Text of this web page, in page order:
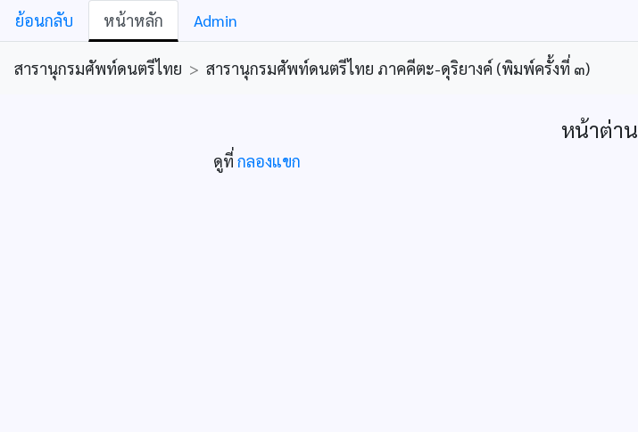
ย้อนกลับ หน้าหลัก Admin
สารานุกรมศัพท์ดนตรีไทย > สารานุกรมศัพท์ดนตรีไทย ภาคคีตะ-ดุริยางค์ (พิมพ์ครั้งที่ ๓)
หน้าต่าน
ดูที่ กลองแขก